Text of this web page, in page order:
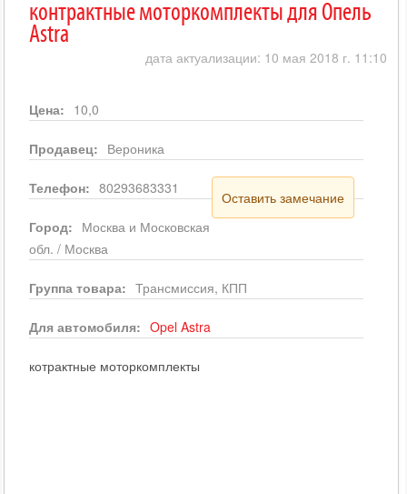
контрактные моторкомплекты для Опель
Astra
дата актуализации: 10 мая 2018 г. 11:10
Цена: 10,0
Продавец: Вероника
Телефон: 80293683331
Оставить замечание
Город: Москва и Московская
обл. / Москва
Группа товара: Трансмиссия, КПП
Для автомобиля: Opel Astra
котрактные моторкомплекты